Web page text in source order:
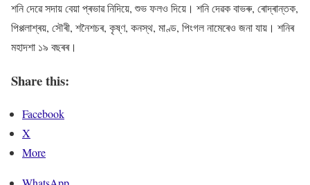
শনি দেৱে সদায় বেয়া প্ৰভাৱ নিদিয়ে, শুভ ফলও দিয়ে। শনি দেৱক বাভৰু, ৰোদ্ৰান্তক,
পিপ্পলাশ্ৰয়, সৌৰী, শনৈশচৰ, কৃষ্ণ, কনস্থ, মাণ্ড, পিংগল নামেৰেও জনা যায়। শনিৰ
মহাদশা ১৯ বছৰৰ।
Share this:
Facebook
X
More